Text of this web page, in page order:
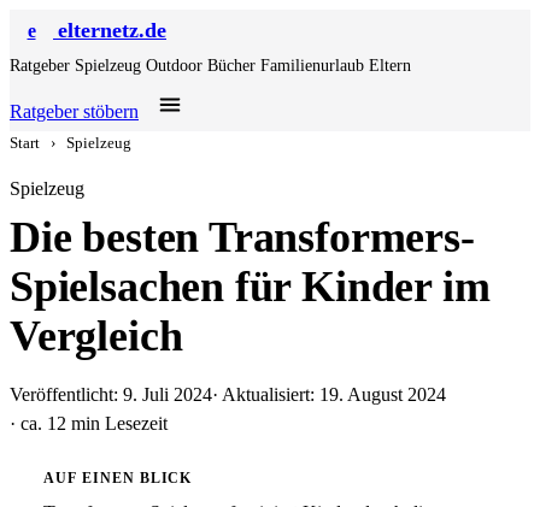
e elternetz.de
Ratgeber Spielzeug Outdoor Bücher Familienurlaub Eltern
Ratgeber stöbern
Start › Spielzeug
Spielzeug
Die besten Transformers-
Spielsachen für Kinder im
Vergleich
Veröffentlicht: 9. Juli 2024· Aktualisiert: 19. August 2024
· ca. 12 min Lesezeit
AUF EINEN BLICK